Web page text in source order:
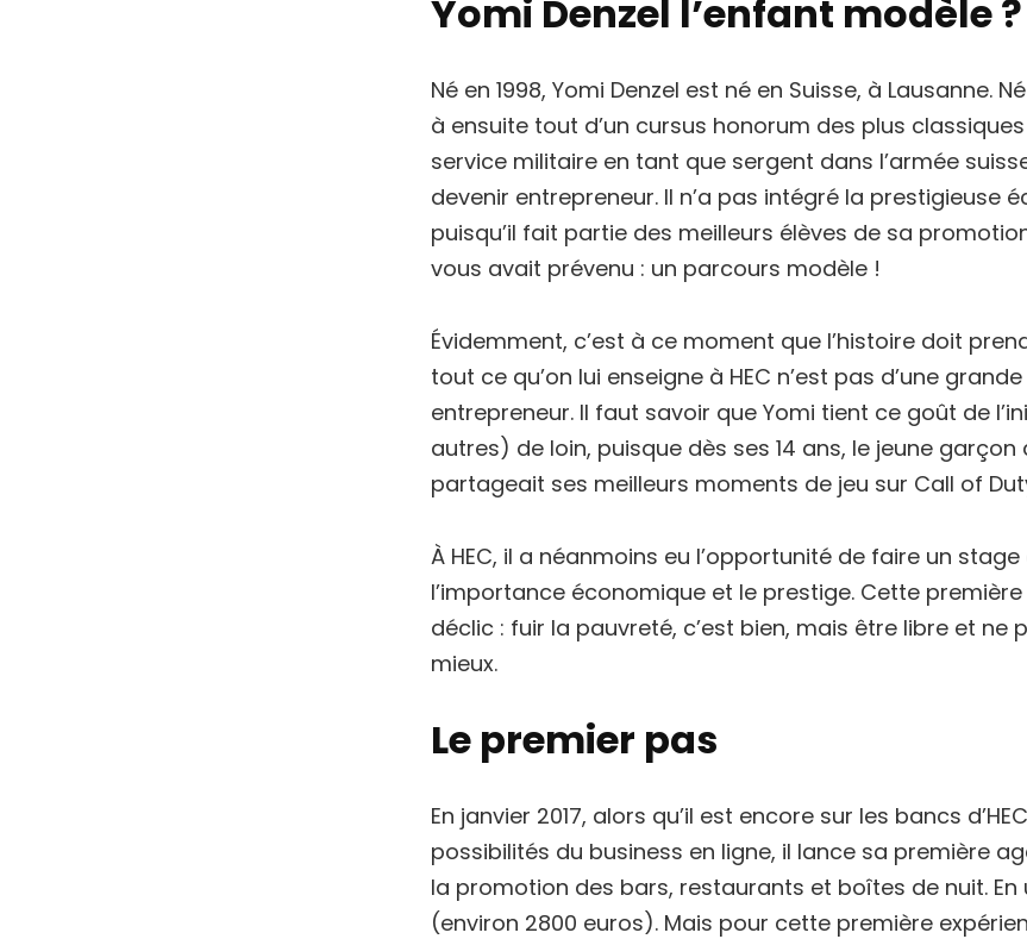
Yomi Denzel l’enfant modèle ?
Né en 1998, Yomi Denzel est né en Suisse, à
à ensuite tout d’un cursus honorum des plus
service militaire en tant que sergent dans l’armée
devenir entrepreneur. Il n’a pas intégré la prestigieuse
puisqu’il fait partie des meilleurs élèves de sa
vous avait prévenu : un parcours modèle !
Évidemment, c’est à ce moment que l’histoire doit
tout ce qu’on lui enseigne à HEC n’est pas d’une
entrepreneur. Il faut savoir que Yomi tient ce goût de
autres) de loin, puisque dès ses 14 ans, le jeune
partageait ses meilleurs moments de jeu sur Call of
À HEC, il a néanmoins eu l’opportunité de faire un
l’importance économique et le prestige. Cette
déclic : fuir la pauvreté, c’est bien, mais être libre et
mieux.
Le premier pas
En janvier 2017, alors qu’il est encore sur les bancs
possibilités du business en ligne, il lance sa première
la promotion des bars, restaurants et boîtes de nuit.
(environ 2800 euros). Mais pour cette première